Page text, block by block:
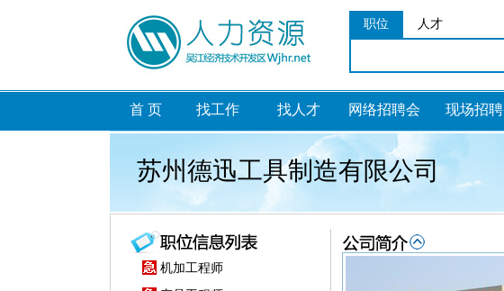
职位 人才
首 页 找工作 找人才 网络招聘会 现场招聘
苏州德迅工具制造有限公司
机加工程师